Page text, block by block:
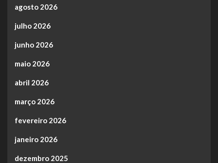
agosto 2026
julho 2026
junho 2026
maio 2026
abril 2026
março 2026
fevereiro 2026
janeiro 2026
dezembro 2025